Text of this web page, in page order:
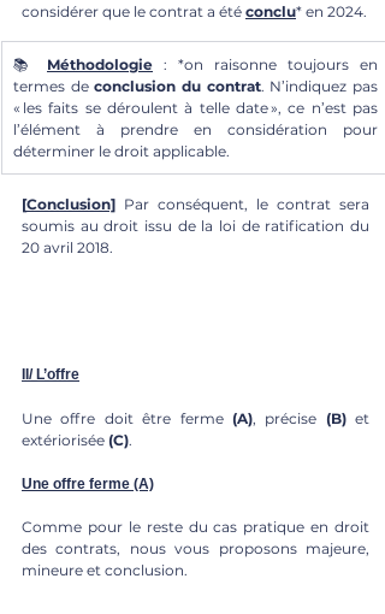
considérer que le contrat a été conclu* en 2024.
📚 Méthodologie : *on raisonne toujours en
termes de conclusion du contrat. N’indiquez pas
« les faits se déroulent à telle date », ce n’est pas
l’élément à prendre en considération pour
déterminer le droit applicable.
[Conclusion] Par conséquent, le contrat sera
soumis au droit issu de la loi de ratification du
20 avril 2018.
II/ L’offre
Une offre doit être ferme (A), précise (B) et
extériorisée (C).
Une offre ferme (A)
Comme pour le reste du cas pratique en droit
des contrats, nous vous proposons majeure,
mineure et conclusion.